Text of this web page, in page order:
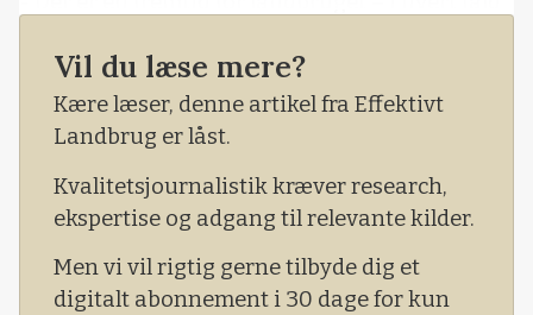
det fra formanden i forbindelse med LHN´s
generalforsamling, der tirsdag aften blev holdt
på foreningens rådgivningscenter i Tinglev.
Vil du læse mere?
Kære læser, denne artikel fra Effektivt
Landbrug er låst.
Kvalitetsjournalistik kræver research,
ekspertise og adgang til relevante kilder.
Men vi vil rigtig gerne tilbyde dig et
digitalt abonnement i 30 dage for kun